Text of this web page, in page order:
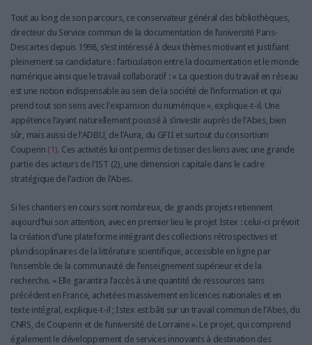
Tout au long de son parcours, ce conservateur général des bibliothèques,
directeur du Service commun de la documentation de l’université Paris-
Descartes depuis 1998, s’est intéressé à deux thèmes motivant et justifiant
pleinement sa candidature : l’articulation entre la documentation et le monde
numérique ainsi que le travail collaboratif : « La question du travail en réseau
est une notion indispensable au sein de la société de l’information et qui
prend tout son sens avec l’expansion du numérique », explique-t-il. Une
appétence l’ayant naturellement poussé à s’investir auprès de l’Abes, bien
sûr, mais aussi de l’ADBU, de l’Aura, du GFII et surtout du consortium
Couperin (1). Ces activités lui ont permis de tisser des liens avec une grande
partie des acteurs de l’IST (2), une dimension capitale dans le cadre
stratégique de l’action de l’Abes.
Si les chantiers en cours sont nombreux, de grands projets retiennent
aujourd’hui son attention, avec en premier lieu le projet Istex : celui-ci prévoit
la création d’une plateforme intégrant des collections rétrospectives et
pluridisciplinaires de la littérature scientifique, accessible en ligne par
l’ensemble de la communauté de l’enseignement supérieur et de la
recherche. « Elle garantira l’accès à une quantité de ressources sans
précédent en France, achetées massivement en licences nationales et en
texte intégral, explique-t-il ; Istex est bâti sur un travail commun de l’Abes, du
CNRS, de Couperin et de l’université de Lorraine ». Le projet, qui comprend
également le développement de services innovants à destination des